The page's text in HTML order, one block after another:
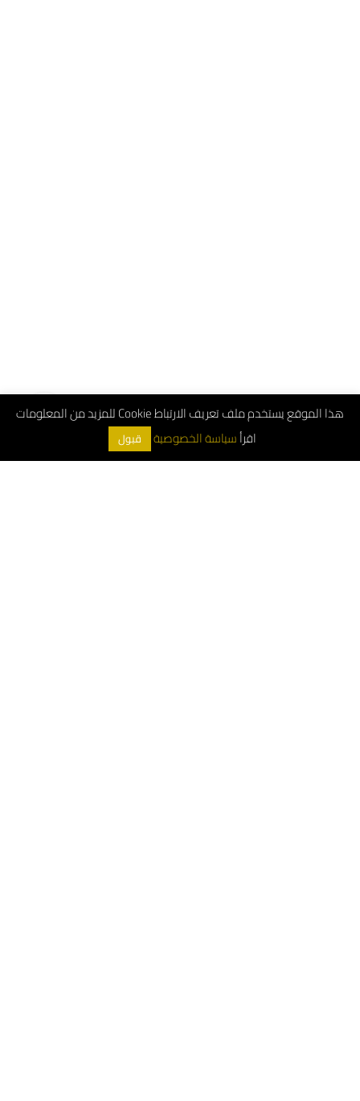
هذا الموقع يستخدم ملف تعريف الارتباط Cookie للمزيد من المعلومات
اقرأسياسة الخصوصية قبول